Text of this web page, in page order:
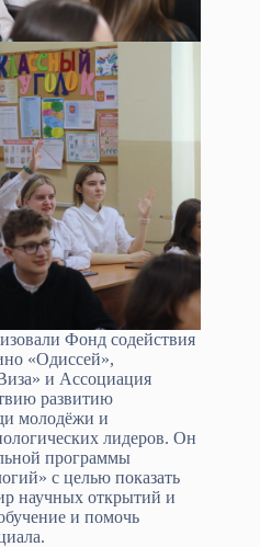
Фонд содействия
«Одиссей»,
и Ассоциация
развитию
молодёжи и
лидеров. Он
программы
с целью показать
научных открытий и
и помочь